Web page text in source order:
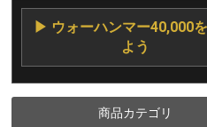
▶ ウォーハンマー40,000
よう
商品カテゴリ